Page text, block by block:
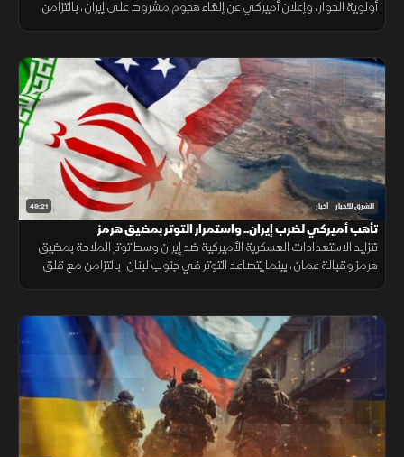
أولوية الحوار، وإعلان أميركي عن إلغاء هجوم مشروط على إيران، بالتزامن
49:21 الشرق للأخبار أخبار
تأهب أميركي لضرب إيران.. واستمرار التوتر بمضيق هرمز
تتزايد الاستعدادات العسكرية الأميركية ضد إيران وسط توتر الملاحة بمضيق
هرمز وقبالة عمان، بينما يتصاعد التوتر في جنوب لبنان، بالتزامن مع قلق